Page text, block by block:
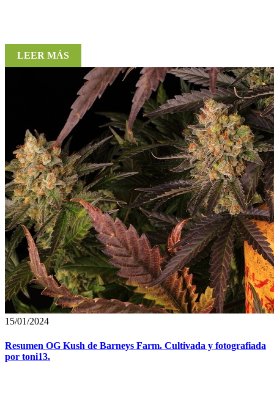
LEER MÁS
15/01/2024
Resumen OG Kush de Barneys Farm. Cultivada y fotografiada
por toni13.